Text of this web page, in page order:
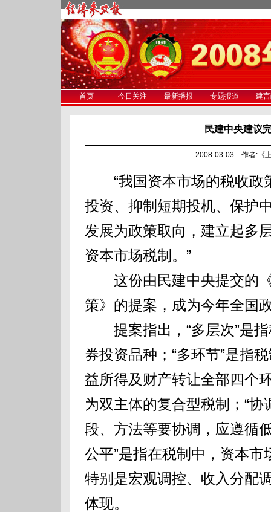
首页 今日关注 最新播报 专题报道 建
民建中央建议
2008-03-03 作者:《上
“我国资本市场的税收政
投资、抑制短期投机、保护
发展为政策取向，建立起多
资本市场税制。”
这份由民建中央提交的《
策》的提案，成为今年全国
提案指出，“多层次”是指
券投资品种；“多环节”是指
益所得及财产转让全部四个
为双主体的复合型税制；“
段、方法等要协调，应遵循
公平”是指在税制中，资本
特别是宏观调控、收入分配
体现。